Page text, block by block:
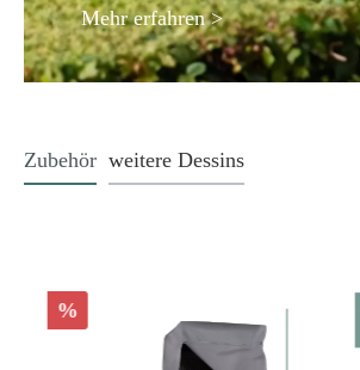
Mehr erfahren>
Zubehör weitere Dessins
%